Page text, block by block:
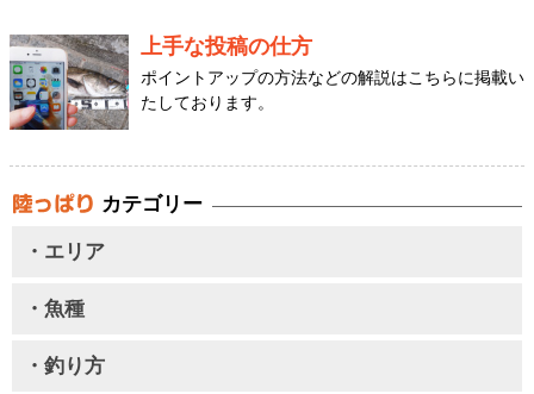
上手な投稿の仕方
ポイントアップの方法などの解説はこちらに掲載い
たしております。
カテゴリー
・エリア
・魚種
・釣り方